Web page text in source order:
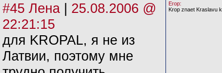
#45 Лена | 25.08.2006 @
22:21:15
для KROPAL, я не из
Латвии, поэтому мне
Егор:
Krop znaet Kraslavu